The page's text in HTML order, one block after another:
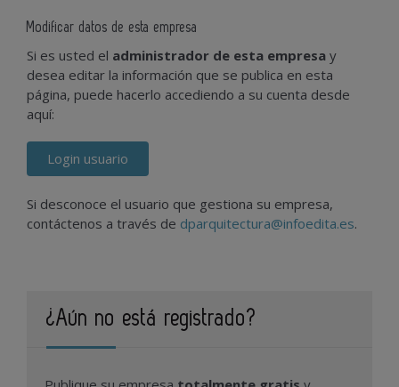
Modificar datos de esta empresa
Si es usted el administrador de esta empresa y
desea editar la información que se publica en esta
página, puede hacerlo accediendo a su cuenta desde
aquí:
Login usuario
Si desconoce el usuario que gestiona su empresa,
contáctenos a través de dparquitectura@infoedita.es.
¿Aún no está registrado?